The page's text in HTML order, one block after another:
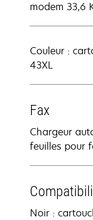
modem 33,6
Couleur :
43XL
Fax
Chargeur
feuilles pour
Noir :